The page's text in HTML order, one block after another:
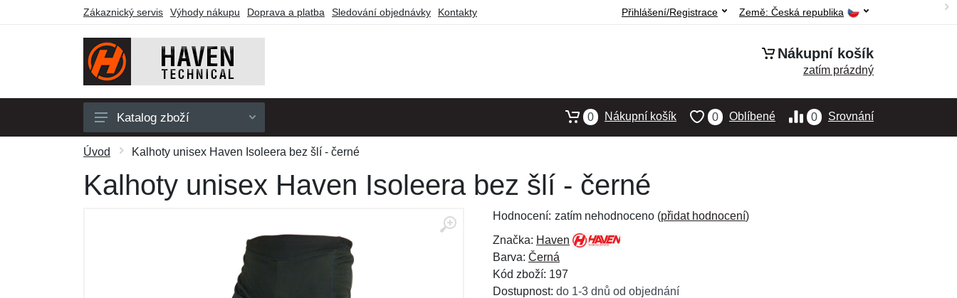
Zákaznický servis Výhody nákupu Doprava a platba Sledování objednávky Kontakty Země: Česká republika
Přihlášení/Registrace
Nákupní košík
zatím prázdný
Pánské
Dámské
Katalog zboží 0 Srovnání
0 Oblíbené
0 Nákupní košík
Úvod Kalhoty unisex Haven Isoleera bez šlí - černé
Kalhoty unisex Haven Isoleera bez šlí - černé
Hodnocení: zatím nehodnoceno (přidat hodnocení)
Značka: Haven
Barva: Černá
Kód zboží: 197
Dostupnost: do 1-3 dnů od objednání